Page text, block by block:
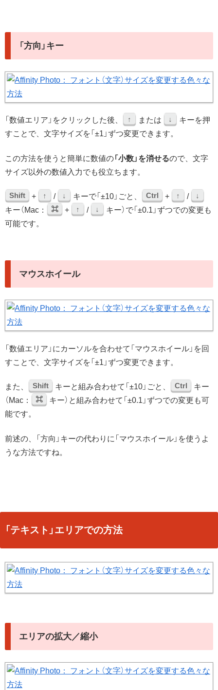
「方向」キー
「数値エリア」をクリックした後、 ↑ または ↓
キーを押
すことで、文字サイズを「±1」ずつ変更できます。
この方法を使うと簡単に数値の「小数」を消せるので、文字
サイズ以外の数値入力でも役立ちます。
Shift + ↑ / ↓ キーで「±10」ごと、 Ctrl + ↑ /
↓
キー（Mac：
⌘ + ↑ / ↓
キー）で「±0.1」ずつでの変更も
可能です。
マウスホイール
「数値エリア」にカーソルを合わせて「マウスホイール」を回
すことで、文字サイズを「±1」ずつ変更できます。
また、 Shift キーと組み合わせて「±10」ごと、 Ctrl
キー
（Mac：
⌘
キー）と組み合わせて「±0.1」ずつでの変更も可
能です。
前述の、「方向」キーの代わりに「マウスホイール」を使うよ
うな方法ですね。
「テキスト」エリアでの方法
エリアの拡大／縮小